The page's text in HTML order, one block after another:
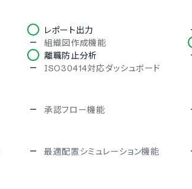
レポート出力
組織図作成機能
離職防止分析
ISO30414対応ダッシュボード
承認フロー機能
最適配置シミュレーション機能